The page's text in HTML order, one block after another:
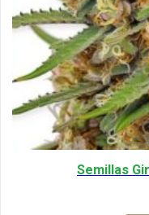
Semillas